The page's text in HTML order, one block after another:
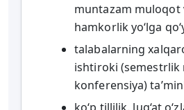
muntazam muloqot
hamkorlik yo‘lga
talabalarning
ishtiroki (semestrlik
konferensiya)
ko‘p tillilik, lug‘at